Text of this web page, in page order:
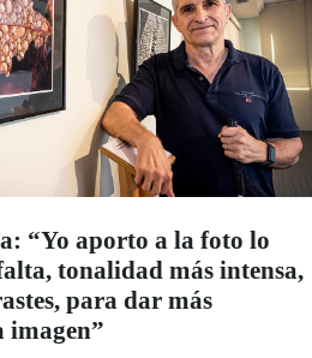
“Yo aporto a la foto lo
tonalidad más intensa,
para dar más
imagen”